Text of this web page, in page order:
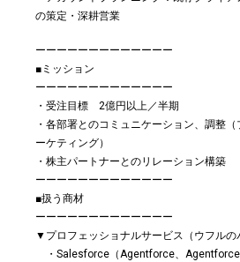
の策定・深耕営業
ーーーーーーーーーーーーー
■ミッション
ーーーーーーーーーーーーー
・受注目標 2億円以上／半期
・各部署とのコミュニケーション、調整
ーケティング）
・株主パートナーとのリレーション構築
ーーーーーーーーーーーーー
■扱う商材
ーーーーーーーーーーーーー
▼プロフェッショナルサービス（ウフルの
・Salesforce（Agentforce、